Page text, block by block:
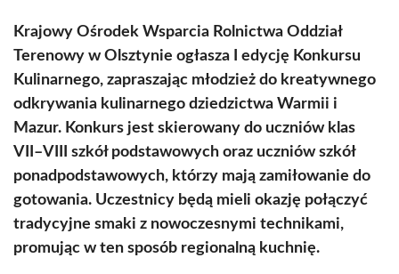
Krajowy Ośrodek Wsparcia Rolnictwa Oddział
Terenowy w Olsztynie ogłasza I edycję Konkursu
Kulinarnego, zapraszając młodzież do kreatywnego
odkrywania kulinarnego dziedzictwa Warmii i
Mazur. Konkurs jest skierowany do uczniów klas
VII–VIII szkół podstawowych oraz uczniów szkół
ponadpodstawowych, którzy mają zamiłowanie do
gotowania. Uczestnicy będą mieli okazję połączyć
tradycyjne smaki z nowoczesnymi technikami,
promując w ten sposób regionalną kuchnię.